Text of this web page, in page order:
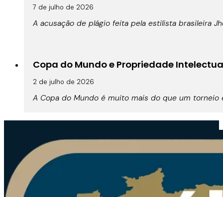
7 de julho de 2026
A acusação de plágio feita pela estilista brasileira
Copa do Mundo e Propriedade
2 de julho de 2026
A Copa do Mundo é muito mais do que um